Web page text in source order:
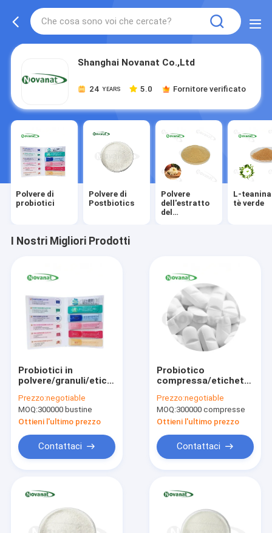
Shanghai Novanat Co.,Ltd
24 YEARS 5.0 Fornitore verificato
Polvere di
probiotici
Polvere di
Postbiotics
Polvere
dell'estratto
del
L-
tè verde
I Nostri Migliori Prodotti
Probiotici in
polvere/granuli/etichetta
Prezzo:negotiable
MOQ:300000 bustine
Ottieni l'ultimo prezzo
Contattaci
Probiotico
compressa/etichetta
Prezzo:negotiable
MOQ:300000 compresse
Ottieni l'ultimo prezzo
Contattaci